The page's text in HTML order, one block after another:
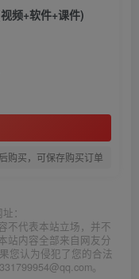
频+软件+课件)
购买，可保存购买订单
：
不代表本站立场，并不
站内容全部来自网友分
您认为侵犯了您的合法
。